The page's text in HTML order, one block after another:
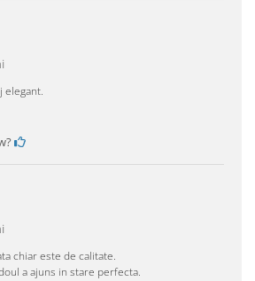
elegant.
chiar este de calitate.
a ajuns in stare perfecta.